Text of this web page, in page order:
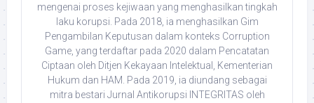
mengenai proses kejiwaan yang menghasilkan tingkah
laku korupsi. Pada 2018, ia menghasilkan Gim
Pengambilan Keputusan dalam konteks Corruption
Game, yang terdaftar pada 2020 dalam Pencatatan
Ciptaan oleh Ditjen Kekayaan Intelektual, Kementerian
Hukum dan HAM. Pada 2019, ia diundang sebagai
mitra bestari Jurnal Antikorupsi INTEGRITAS oleh